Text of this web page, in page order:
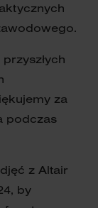
za
podczas
z Altair
by